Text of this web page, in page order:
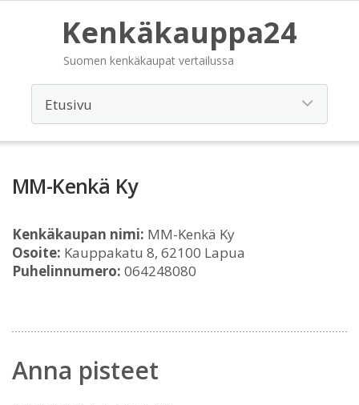
Kenkäkauppa24
Suomen kenkäkaupat vertailussa
MM-Kenkä Ky
Kenkäkaupan nimi: MM-Kenkä Ky
Osoite: Kauppakatu 8, 62100 Lapua
Puhelinnumero: 064248080
Anna pisteet